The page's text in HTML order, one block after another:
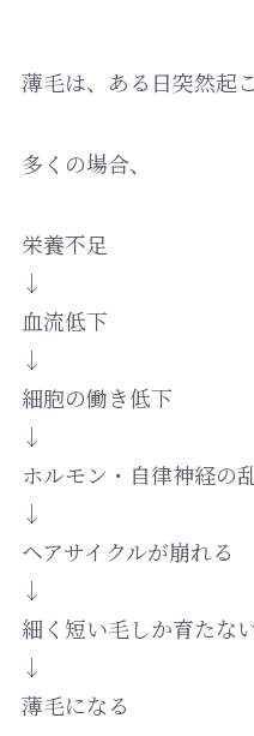
薄毛は、ある日突然起
多くの場合、
栄養不足
↓
血流低下
↓
細胞の働き低下
↓
ホルモン・自律神経の
↓
ヘアサイクルが崩れる
↓
細く短い毛しか育たな
↓
薄毛になる